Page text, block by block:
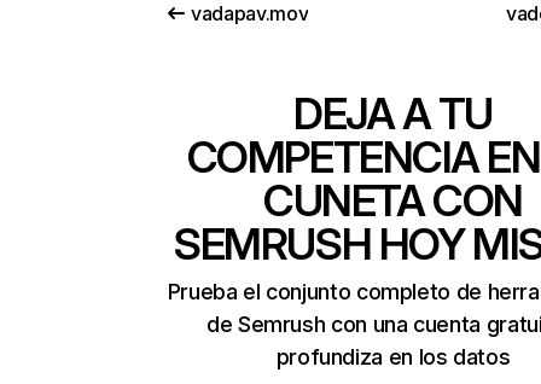
vadapav.mov
DEJA A TU
COMPETENCIA
CUNETA CON
SEMRUSH HOY
Prueba el conjunto completo de
de Semrush con una cuenta
profundiza en los datos